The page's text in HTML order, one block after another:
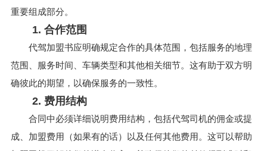
重要组成部分。
1. 合作范围
代驾加盟书应明确规定合作的具体范围，包括服务的地理
范围、服务时间、车辆类型和其他相关细节。这有助于双方明
确彼此的期望，以确保服务的一致性。
2. 费用结构
合同中必须详细说明费用结构，包括代驾司机的佣金或提
成、加盟费用（如果有的话）以及任何其他费用。这可以帮助